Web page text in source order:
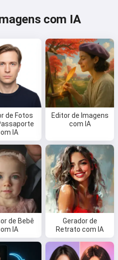
com IA
de Fotos
IA
Editor de Imagens
com IA
de Bebê
IA
Gerador de
Retrato com IA